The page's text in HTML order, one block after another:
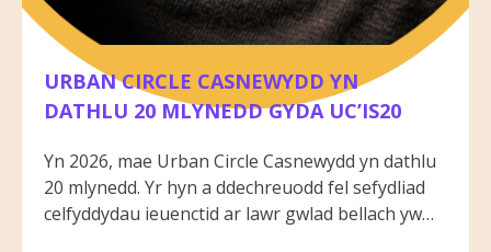
URBAN CIRCLE CASNEWYDD YN
DATHLU 20 MLYNEDD GYDA UC’IS20
Yn 2026, mae Urban Circle Casnewydd yn dathlu
20 mlynedd. Yr hyn a ddechreuodd fel sefydliad
celfyddydau ieuenctid ar lawr gwlad bellach yw